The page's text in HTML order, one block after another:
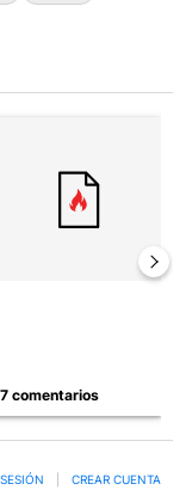
Cuerva
7 comentarios
CREAR CUENTA